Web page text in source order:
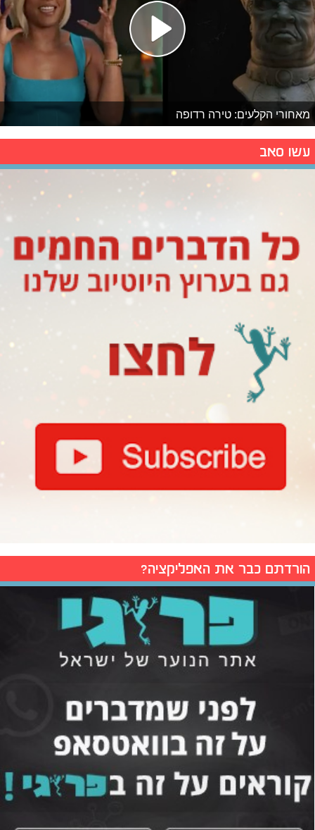
מאחורי הקלעים: טירה רדופה
עשו סאב
הורדתם כבר את האפליקציה?